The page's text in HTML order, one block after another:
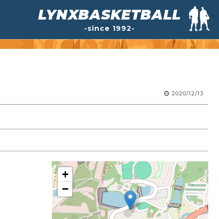
LYNXBASKETBALL
-since 1992-
2020/12/13
+
−